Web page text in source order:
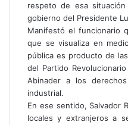
respeto de esa
gobierno del Presidente
Manifestó el funcionario
que se visualiza en
pública es producto de
del Partido
Abinader a los
industrial.
En ese sentido, Salvador
locales y extranjeros a